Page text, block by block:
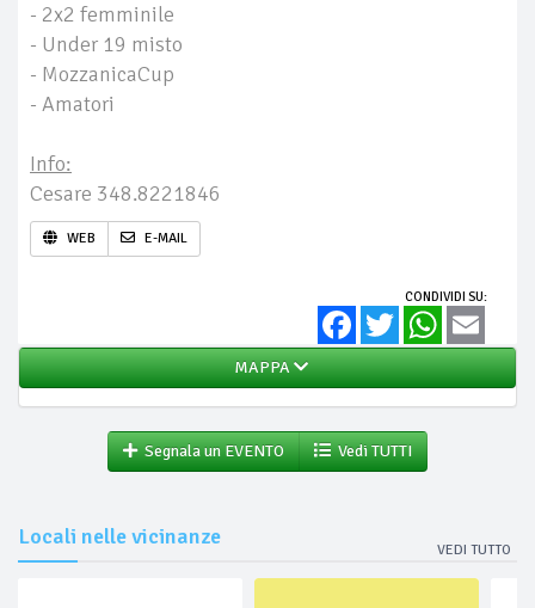
- 2x2 femminile
- Under 19 misto
- MozzanicaCup
- Amatori
Info:
Cesare 348.8221846
WEB E-MAIL
CONDIVIDI SU:
FacebookTwitter WhatsApp
MAPPA
Segnala un EVENTO Vedi TUTTI
Locali nelle vicinanze
VEDI TUTTO